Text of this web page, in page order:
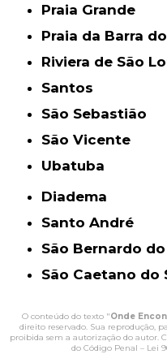
Praia Grande
Praia da Barra
Riviera de São
Santos
São Sebastião
São Vicente
Ubatuba
Diadema
Santo André
São Bernardo
São Caetano do
O conteúdo do texto "Onde
direito reservado. Sua reprodução,
proibida sem a autorização do autor.
do Código Penal – Lei